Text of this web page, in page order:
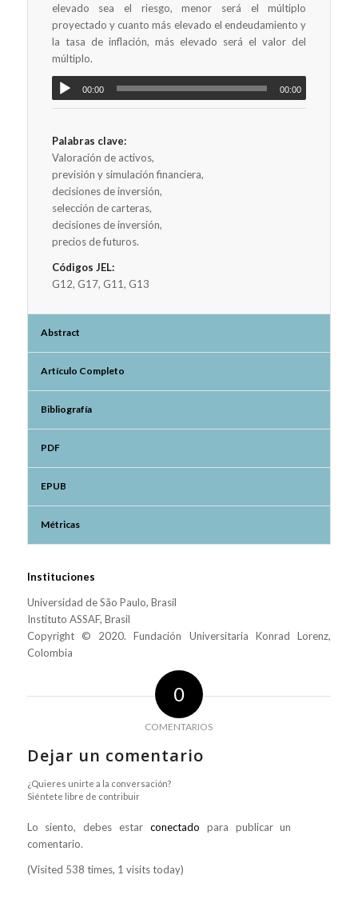
elevado sea el riesgo, menor será el múltiplo
proyectado y cuanto más elevado el endeudamiento y
la tasa de inflación, más elevado será el valor del
múltiplo.
00:00 00:00
Palabras clave:
Valoración de activos,
previsión y simulación financiera,
decisiones de inversión,
selección de carteras,
decisiones de inversión,
precios de futuros.
Códigos JEL:
G12, G17, G11, G13
Abstract
Artículo Completo
Bibliografía
PDF
EPUB
Métricas
Instituciones
Universidad de São Paulo, Brasil
Instituto ASSAF, Brasil
Copyright © 2020. Fundación Universitaria Konrad Lorenz,
Colombia
0
COMENTARIOS
Dejar un comentario
¿Quieres unirte a la conversación?
Siéntete libre de contribuir
Lo siento, debes estar conectado para publicar un
comentario.
(Visited 538 times, 1 visits today)